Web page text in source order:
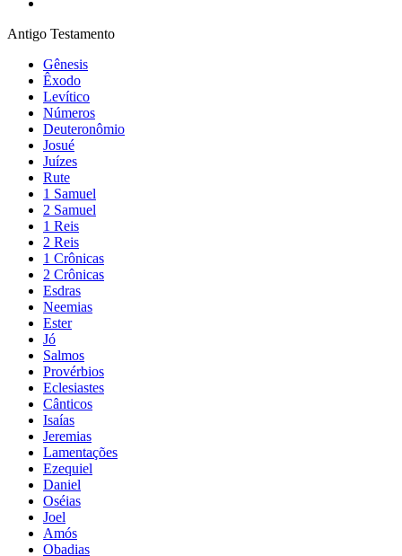
Antigo Testamento
Gênesis
Êxodo
Levítico
Números
Deuteronômio
Josué
Juízes
Rute
1 Samuel
2 Samuel
1 Reis
2 Reis
1 Crônicas
2 Crônicas
Esdras
Neemias
Ester
Jó
Salmos
Provérbios
Eclesiastes
Cânticos
Isaías
Jeremias
Lamentações
Ezequiel
Daniel
Oséias
Joel
Amós
Obadias